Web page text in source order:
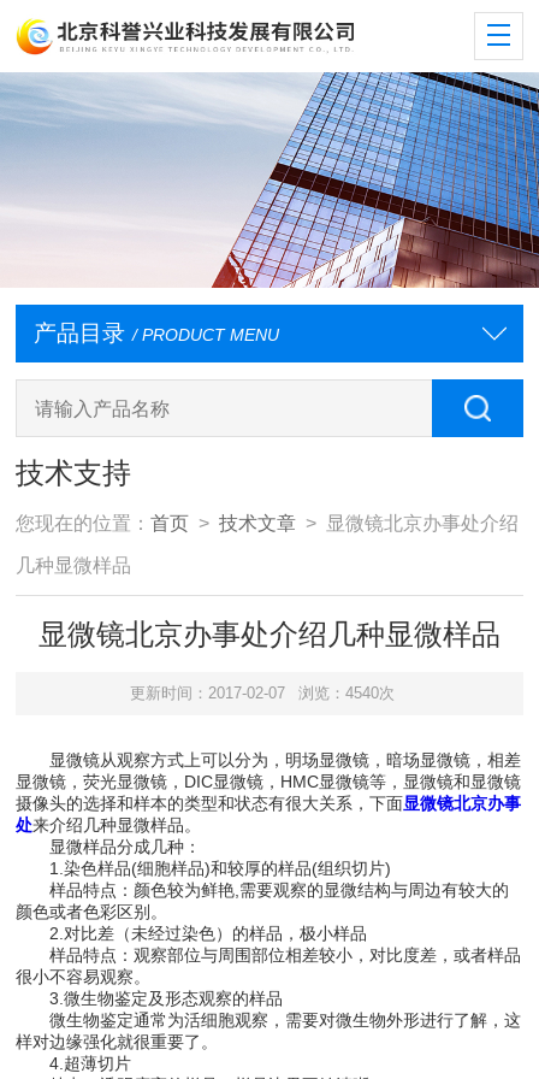
产品目录 / PRODUCT MENU
技术支持
您现在的位置：首页 >技术文章 > 显微镜北京办事处介绍
几种显微样品
显微镜北京办事处介绍几种显微样品
更新时间：2017-02-07 浏览：4540次
显微镜从观察方式上可以分为，明场显微镜，暗场显微镜，相差
显微镜，荧光显微镜，DIC显微镜，HMC显微镜等，显微镜和显微镜
摄像头的选择和样本的类型和状态有很大关系，下面显微镜北京办事
处来介绍几种显微样品。
显微样品分成几种：
1.染色样品(细胞样品)和较厚的样品(组织切片)
样品特点：颜色较为鲜艳,需要观察的显微结构与周边有较大的
颜色或者色彩区别。
2.对比差（未经过染色）的样品，极小样品
样品特点：观察部位与周围部位相差较小，对比度差，或者样品
很小不容易观察。
3.微生物鉴定及形态观察的样品
微生物鉴定通常为活细胞观察，需要对微生物外形进行了解，这
样对边缘强化就很重要了。
4.超薄切片